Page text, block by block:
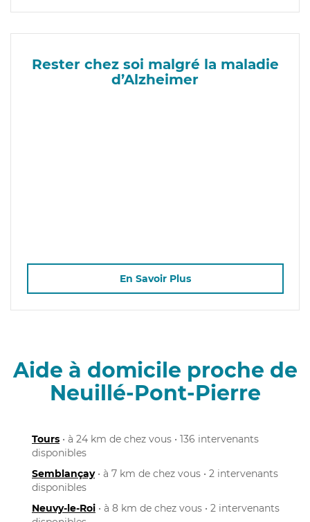
Rester chez soi malgré la maladie
d’Alzheimer
En Savoir Plus
Aide à domicile proche de
Neuillé-Pont-Pierre
Tours • à 24 km de chez vous • 136 intervenants
disponibles
Semblançay• à 7 km de chez vous • 2 intervenants
disponibles
Neuvy-le-Roi • à 8 km de chez vous • 2 intervenants